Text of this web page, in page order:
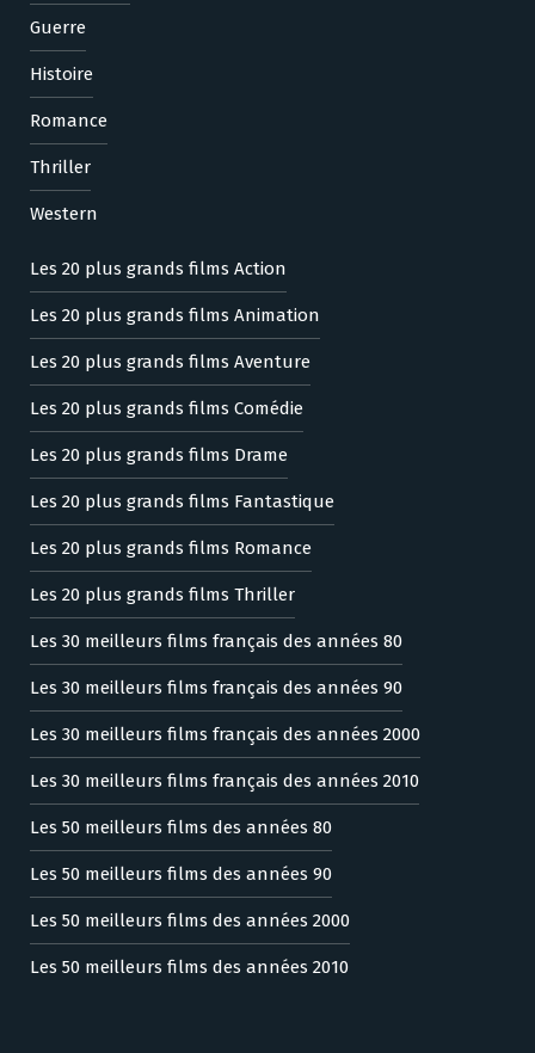
Guerre
Histoire
Romance
Thriller
Western
Les 20 plus grands films Action
Les 20 plus grands films Animation
Les 20 plus grands films Aventure
Les 20 plus grands films Comédie
Les 20 plus grands films Drame
Les 20 plus grands films Fantastique
Les 20 plus grands films Romance
Les 20 plus grands films Thriller
Les 30 meilleurs films français des années 80
Les 30 meilleurs films français des années 90
Les 30 meilleurs films français des années 2000
Les 30 meilleurs films français des années 2010
Les 50 meilleurs films des années 80
Les 50 meilleurs films des années 90
Les 50 meilleurs films des années 2000
Les 50 meilleurs films des années 2010